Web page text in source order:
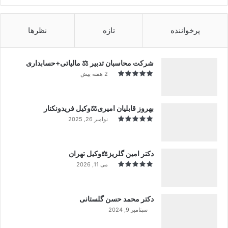
پرخواننده تازه نظرها
شرکت محاسبان تدبیر ⚖️ مالیاتی+حسابداری
2 هفته پیش
بهروز قابلیان امیری⚖️وکیل فریدونکنار
نوامبر 26, 2025
دکتر امین گلریز⚖️وکیل تهران
می 11, 2026
دکتر محمد حسن گلستانی
سپتامبر 9, 2024